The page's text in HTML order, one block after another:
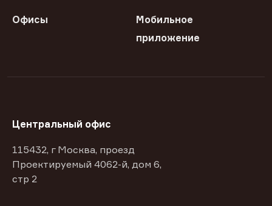
Офисы
Мобильное
приложение
Центральный офис
115432, г Москва, проезд
Проектируемый 4062-й, дом 6,
стр 2